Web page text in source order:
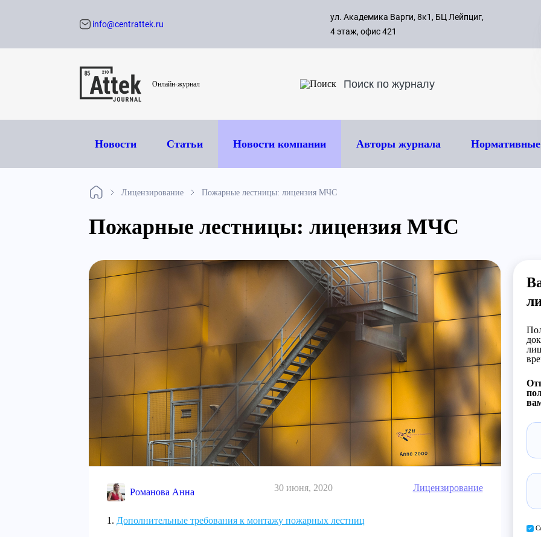
с 09:00
8 495
info@centrattek.ru
ул. Академика Варги, 8к1, БЦ Лейпциг,
4 этаж, офис 421
Онлайн-журнал
Новости Статьи Новости компании Авторы журнала
Лицензирование Пожарные лестницы: лицензия МЧС
Пожарные лестницы: лицензия МЧС
Романова Анна 30 июня, 2020 Лицензирование
Дополнительные требования к монтажу пожарных лестниц